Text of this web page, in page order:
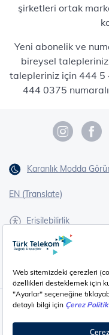
şirketleri ortak
Yeni abonelik ve
bireysel
talepleriniz için 444 5
444 0375
Karanlık Modda
EN (Translate)
Erişilebilirlik
İşaret Dili Çevirisi